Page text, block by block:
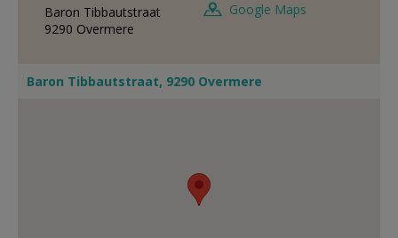
AANMELDEN OF REGISTREREN
Baron Tibbautstraat
9290 Overmere
Google Maps
Baron Tibbautstraat, 9290 Overmere